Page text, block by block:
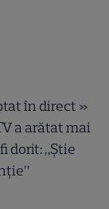
în direct »
a arătat mai
dorit: „Știe